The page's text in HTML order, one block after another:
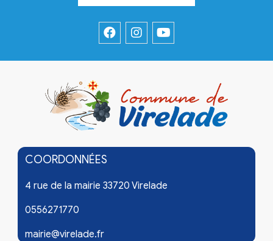
COORDONNÉES
4 rue de la mairie 33720 Virelade
0556271770
mairie@virelade.fr